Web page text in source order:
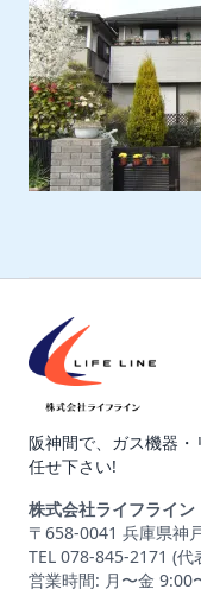
阪神間で、ガス機器
任せ下さい!
株式会社ライフライン
〒658-0041 兵庫県神
TEL 078-845-2171 (代
営業時間: 月〜金